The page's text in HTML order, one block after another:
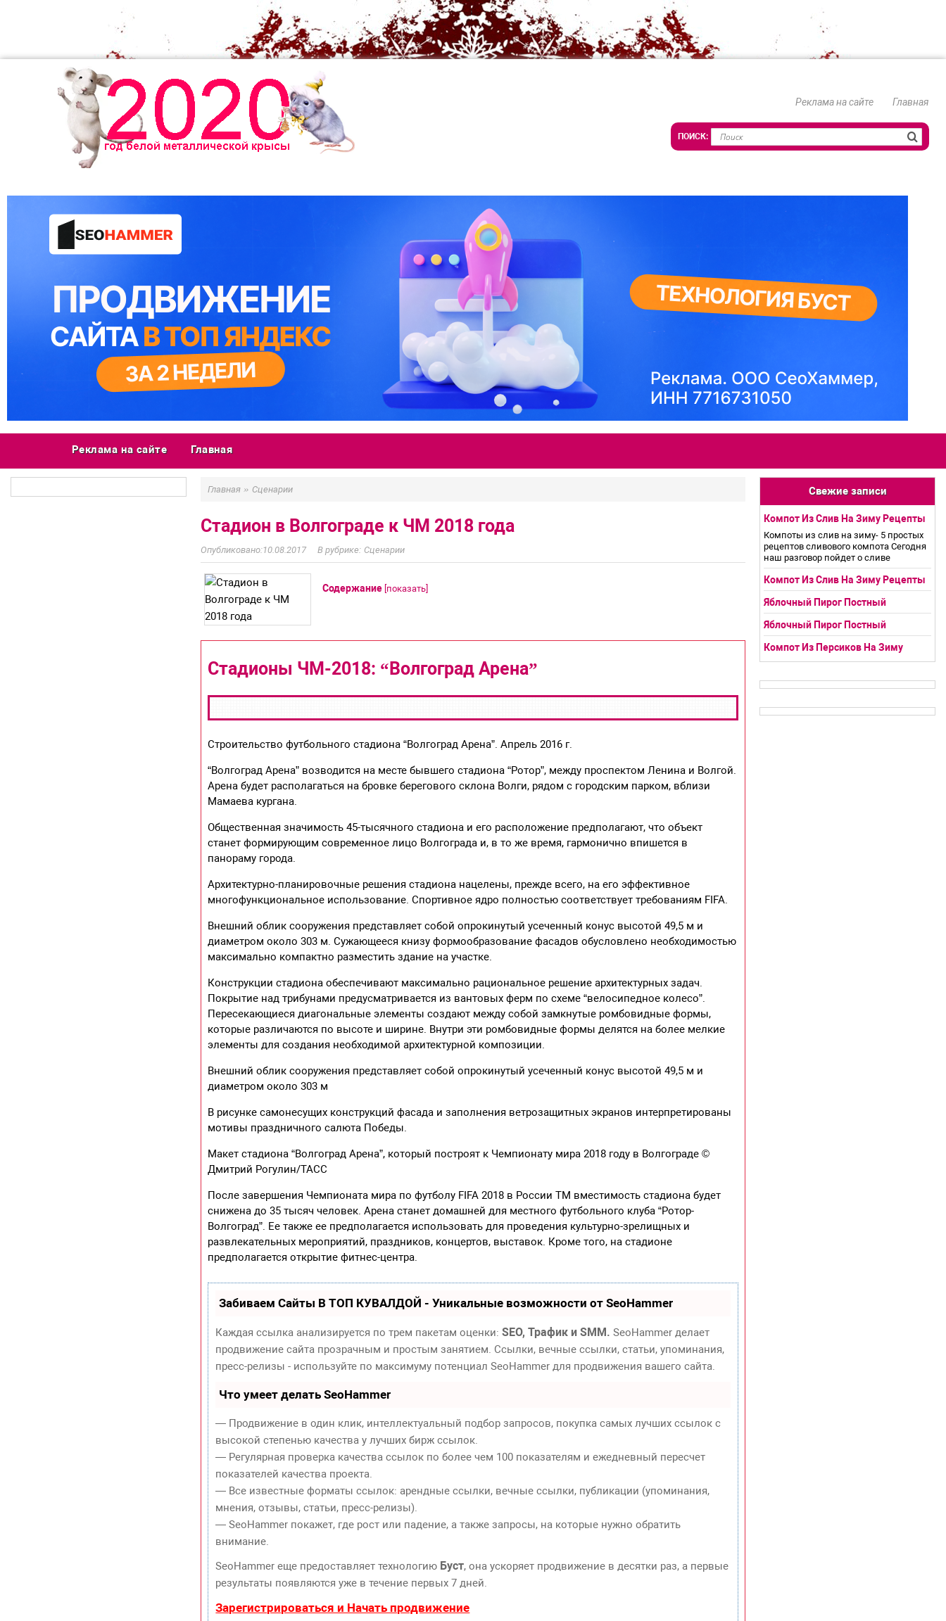
Реклама на сайте Главная
Реклама на сайте Главная
Главная » Сценарии
Стадион в Волгограде к ЧМ 2018 года
10.08.2017 Сценарии
Содержание [показать]
Стадионы ЧМ-2018: “Волгоград Арена”
Строительство футбольного стадиона “Волгоград Арена”. Апрель 2016 г.
“Волгоград Арена” возводится на месте бывшего стадиона “Ротор”, между проспектом Ленина и Волгой.
Арена будет располагаться на бровке берегового склона Волги, рядом с городским парком, вблизи
Мамаева кургана.
Общественная значимость 45-тысячного стадиона и его расположение предполагают, что объект
станет формирующим современное лицо Волгограда и, в то же время, гармонично впишется в
панораму города.
Архитектурно-планировочные решения стадиона нацелены, прежде всего, на его эффективное
многофункциональное использование. Спортивное ядро полностью соответствует требованиям FIFA.
Внешний облик сооружения представляет собой опрокинутый усеченный конус высотой 49,5 м и
диаметром около 303 м. Сужающееся книзу формообразование фасадов обусловлено необходимостью
максимально компактно разместить здание на участке.
Конструкции стадиона обеспечивают максимально рациональное решение архитектурных задач.
Покрытие над трибунами предусматривается из вантовых ферм по схеме “велосипедное колесо”.
Пересекающиеся диагональные элементы создают между собой замкнутые ромбовидные формы,
которые различаются по высоте и ширине. Внутри эти ромбовидные формы делятся на более мелкие
элементы для создания необходимой архитектурной композиции.
Внешний облик сооружения представляет собой опрокинутый усеченный конус высотой 49,5 м и
диаметром около 303 м
В рисунке самонесущих конструкций фасада и заполнения ветрозащитных экранов интерпретированы
мотивы праздничного салюта Победы.
Макет стадиона “Волгоград Арена”, который построят к Чемпионату мира 2018 году в Волгограде ©
Дмитрий Рогулин/ТАСС
После завершения Чемпионата мира по футболу FIFA 2018 в России TM вместимость стадиона будет
снижена до 35 тысяч человек. Арена станет домашней для местного футбольного клуба “Ротор-
Волгоград”. Ее также ее предполагается использовать для проведения культурно-зрелищных и
развлекательных мероприятий, праздников, концертов, выставок. Кроме того, на стадионе
предполагается открытие фитнес-центра.
Забиваем Сайты В ТОП КУВАЛДОЙ - Уникальные возможности от SeoHammer
Каждая ссылка анализируется по трем пакетам оценки:SEO, Трафик и SMM. SeoHammer делает
продвижение сайта прозрачным и простым занятием. Ссылки, вечные ссылки, статьи, упоминания,
пресс-релизы - используйте по максимуму потенциал SeoHammer для продвижения вашего сайта.
Что умеет делать SeoHammer
— Продвижение в один клик, интеллектуальный подбор запросов, покупка самых лучших ссылок с
высокой степенью качества у лучших бирж ссылок.
— Регулярная проверка качества ссылок по более чем 100 показателям и ежедневный пересчет
показателей качества проекта.
— Все известные форматы ссылок: арендные ссылки, вечные ссылки, публикации (упоминания,
мнения, отзывы, статьи, пресс-релизы).
— SeoHammer покажет, где рост или падение, а также запросы, на которые нужно обратить
внимание.
SeoHammer еще предоставляет технологию Буст, она ускоряет продвижение в десятки раз, а первые
результаты появляются уже в течение первых 7 дней.
Зарегистрироваться и Начать продвижение
Свежие записи
Компот Из Слив На Зиму Рецепты
Компоты из слив на зиму- 5 простых
рецептов сливового компота Сегодня
наш разговор пойдет о сливе
Компот Из Слив На Зиму Рецепты
Яблочный Пирог Постный
Яблочный Пирог Постный
Компот Из Персиков На Зиму